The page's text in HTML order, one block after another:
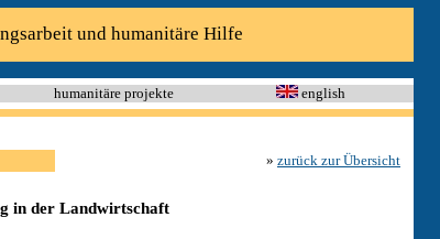
und humanitäre Hilfe
humanitäre projekte english
» zurück zur Übersicht
in der Landwirtschaft